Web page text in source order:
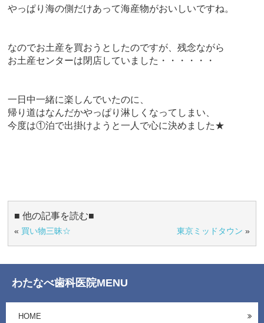
やっぱり海の側だけあって海産物がおいしいですね。
なのでお土産を買おうとしたのですが、残念ながら
お土産センターは閉店していました・・・・・・
一日中一緒に楽しんでいたのに、
帰り道はなんだかやっぱり淋しくなってしまい、
今度は①泊で出掛けようと一人で心に決めました★
■ 他の記事を読む■
« 買い物三昧☆ 東京ミッドタウン »
わたなべ歯科医院MENU
HOME